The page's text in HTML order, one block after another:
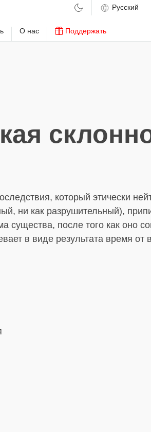
О нас Поддержать
который этически
ни как разрушительный),
существа, после того как оно
в виде результата время от